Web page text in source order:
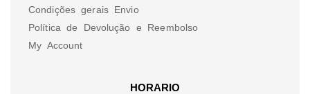
Condições gerais Envio
Política de Devolução e Reembolso
My Account
HORARIO